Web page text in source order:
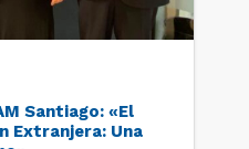
Santiago: «El
Extranjera: Una